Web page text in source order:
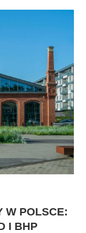
W POLSCE:
I BHP